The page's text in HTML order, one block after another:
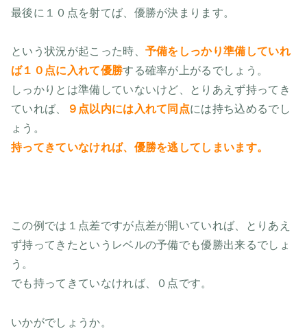
最後に１０点を射てば、優勝が決まります。
という状況が起こった時、 予備をしっかり準備していれ
ば１０点に入れて優勝する確率が上がるでしょう。
しっかりとは準備していないけど、とりあえず持ってき
ていれば、
９点以内には入れて同点には持ち込めるでし
ょう。
持ってきていなければ、優勝を逃してしまいます。
この例では１点差ですが点差が開いていれば、とりあえ
ず持ってきたというレベルの予備でも優勝出来るでしょ
う。
でも持ってきていなければ、０点です。
いかがでしょうか。